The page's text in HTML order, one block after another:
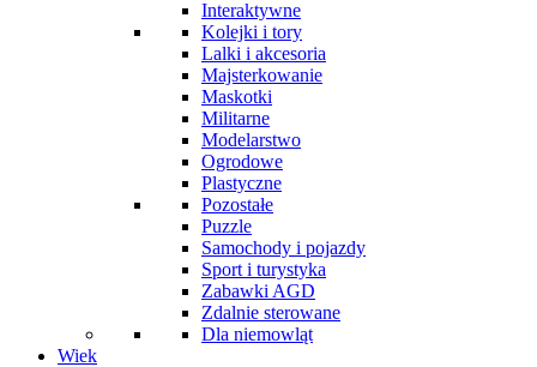
Interaktywne
Kolejki i tory
Lalki i akcesoria
Majsterkowanie
Maskotki
Militarne
Modelarstwo
Ogrodowe
Plastyczne
Pozostałe
Puzzle
Samochody i pojazdy
Sport i turystyka
Zabawki AGD
Zdalnie sterowane
Dla niemowląt
Wiek